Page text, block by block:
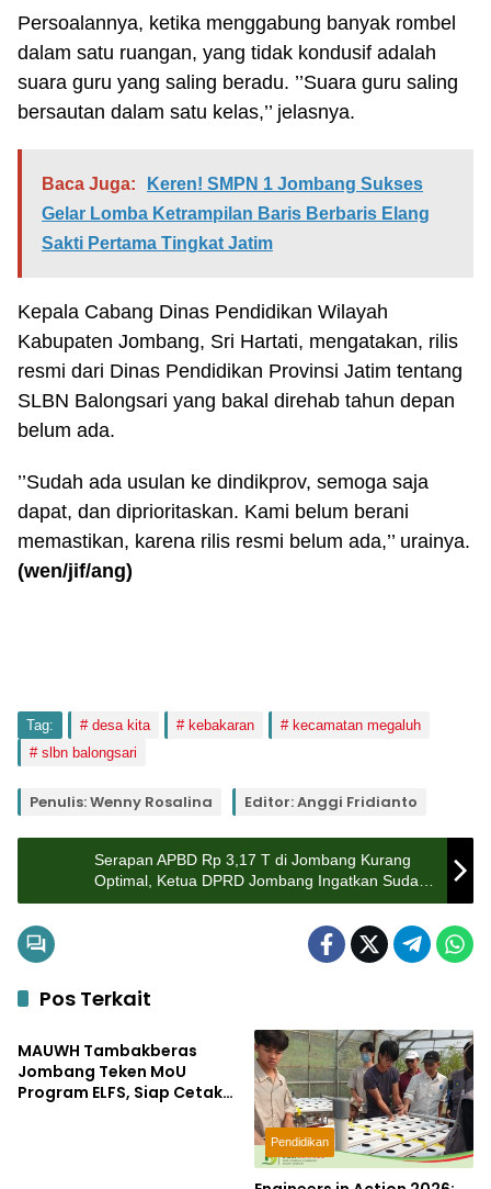
Persoalannya, ketika menggabung banyak rombel
dalam satu ruangan, yang tidak kondusif adalah
suara guru yang saling beradu. ’’Suara guru saling
bersautan dalam satu kelas,’’ jelasnya.
Baca Juga:
Keren! SMPN 1 Jombang Sukses
Gelar Lomba Ketrampilan Baris Berbaris Elang
Sakti Pertama Tingkat Jatim
Kepala Cabang Dinas Pendidikan Wilayah
Kabupaten Jombang, Sri Hartati, mengatakan, rilis
resmi dari Dinas Pendidikan Provinsi Jatim tentang
SLBN Balongsari yang bakal direhab tahun depan
belum ada.
’’Sudah ada usulan ke dindikprov, semoga saja
dapat, dan diprioritaskan. Kami belum berani
memastikan, karena rilis resmi belum ada,’’ urainya.
(wen/jif/ang)
Tag: desa kita kebakaran
kecamatan megaluh
slbn balongsari
Penulis: Wenny Rosalina Editor: Anggi Fridianto
Serapan APBD Rp 3,17 T di Jombang Kurang
Optimal, Ketua DPRD Jombang Ingatkan Sudah
Mepet Akhir Tahun
Pos Terkait
Pendidikan
MAUWH Tambakberas
Jombang Teken MoU
Program ELFS, Siap Cetak
Pendidikan